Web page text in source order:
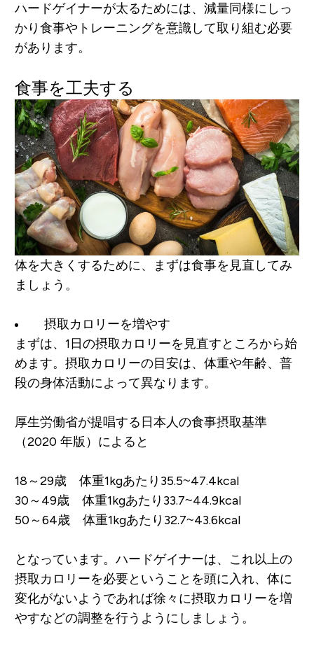
ハードゲイナーが太るためには、減量同様にしっ
かり食事やトレーニングを意識して取り組む必要
があります。
食事を工夫する
体を大きくするために、まずは食事を見直してみ
ましょう。
摂取カロリーを増やす
まずは、1日の摂取カロリーを見直すところから始
めます。摂取カロリーの目安は、体重や年齢、普
段の身体活動によって異なります。
厚生労働省が提唱する日本人の食事摂取基準
（2020 年版）によると
18～29歳 体重1kgあたり35.5~47.4kcal
30～49歳 体重1kgあたり33.7~44.9kcal
50～64歳 体重1kgあたり32.7~43.6kcal
となっています。ハードゲイナーは、これ以上の
摂取カロリーを必要ということを頭に入れ、 体に
変化がないようであれば徐々に摂取カロリーを増
やすなどの調整を行うようにしましょう。